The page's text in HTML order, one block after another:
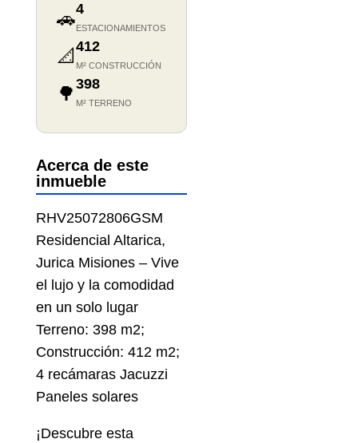
🚗4
ESTACIONAMIENTOS
📐 412
M² CONSTRUCCIÓN
🌳 398
M² TERRENO
Acerca de este
inmueble
RHV25072806GSM
Residencial Altarica,
Jurica Misiones – Vive
el lujo y la comodidad
en un solo lugar
Terreno: 398 m2;
Construcción: 412 m2;
4 recámaras Jacuzzi
Paneles solares
¡Descubre esta